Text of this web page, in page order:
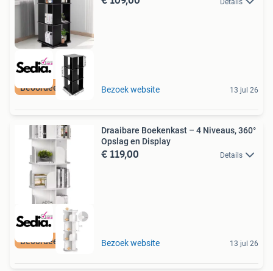
Beoordeeld met 9+ Bezoek website 13 jul 26
Draaibare Boekenkast – 4 Niveaus, 360°
Opslag en Display
€ 119,00 Details
Bezoek website 13 jul 26